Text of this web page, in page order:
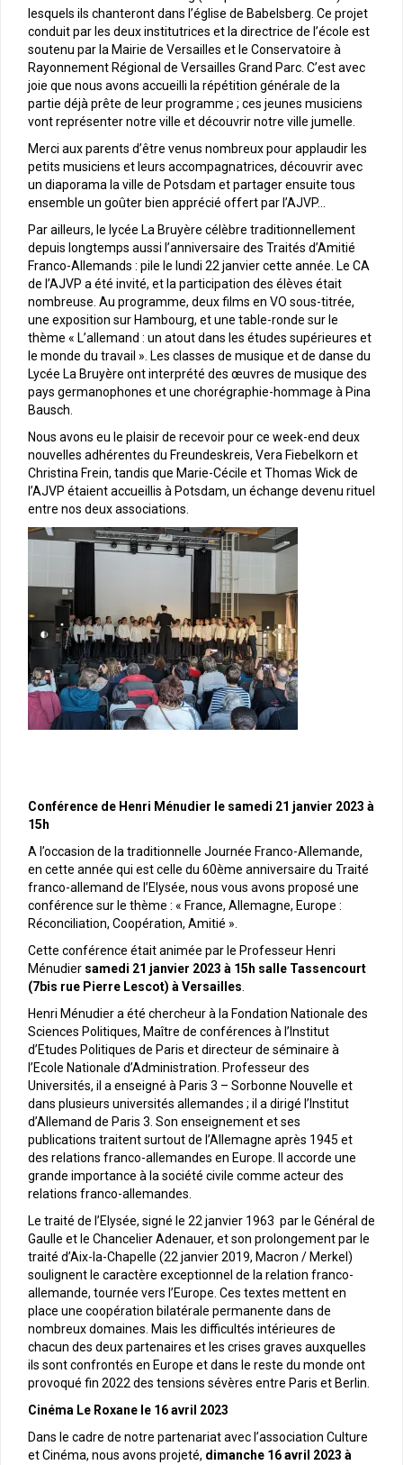
lesquels ils chanteront dans l’église de Babelsberg. Ce projet
conduit par les deux institutrices et la directrice de l’école est
soutenu par la Mairie de Versailles et le Conservatoire à
Rayonnement Régional de Versailles Grand Parc. C’est avec
joie que nous avons accueilli la répétition générale de la
partie déjà prête de leur programme ; ces jeunes musiciens
vont représenter notre ville et découvrir notre ville jumelle.
Merci aux parents d’être venus nombreux pour applaudir les
petits musiciens et leurs accompagnatrices, découvrir avec
un diaporama la ville de Potsdam et partager ensuite tous
ensemble un goûter bien apprécié offert par l’AJVP…
Par ailleurs, le lycée La Bruyère célèbre traditionnellement
depuis longtemps aussi l’anniversaire des Traités d’Amitié
Franco-Allemands : pile le lundi 22 janvier cette année. Le CA
de l’AJVP a été invité, et la participation des élèves était
nombreuse. Au programme, deux films en VO sous-titrée,
une exposition sur Hambourg, et une table-ronde sur le
thème « L’allemand : un atout dans les études supérieures et
le monde du travail ». Les classes de musique et de danse du
Lycée La Bruyère ont interprété des œuvres de musique des
pays germanophones et une chorégraphie-hommage à Pina
Bausch.
Nous avons eu le plaisir de recevoir pour ce week-end deux
nouvelles adhérentes du Freundeskreis, Vera Fiebelkorn et
Christina Frein, tandis que Marie-Cécile et Thomas Wick de
l’AJVP étaient accueillis à Potsdam, un échange devenu rituel
entre nos deux associations.
Conférence de Henri Ménudier le samedi 21 janvier 2023 à
15h
A l’occasion de la traditionnelle Journée Franco-Allemande,
en cette année qui est celle du 60ème anniversaire du Traité
franco-allemand de l’Elysée, nous vous avons proposé une
conférence sur le thème : « France, Allemagne, Europe :
Réconciliation, Coopération, Amitié ».
Cette conférence était animée par le Professeur Henri
Ménudier samedi 21 janvier 2023 à 15h salle Tassencourt
(7bis rue Pierre Lescot) à Versailles.
Henri Ménudier a été chercheur à la Fondation Nationale des
Sciences Politiques, Maître de conférences à l’Institut
d’Etudes Politiques de Paris et directeur de séminaire à
l’Ecole Nationale d’Administration. Professeur des
Universités, il a enseigné à Paris 3 – Sorbonne Nouvelle et
dans plusieurs universités allemandes ; il a dirigé l’Institut
d’Allemand de Paris 3. Son enseignement et ses
publications traitent surtout de l’Allemagne après 1945 et
des relations franco-allemandes en Europe. Il accorde une
grande importance à la société civile comme acteur des
relations franco-allemandes.
Le traité de l’Elysée, signé le 22 janvier 1963 par le Général de
Gaulle et le Chancelier Adenauer, et son prolongement par le
traité d’Aix-la-Chapelle (22 janvier 2019, Macron / Merkel)
soulignent le caractère exceptionnel de la relation franco-
allemande, tournée vers l’Europe. Ces textes mettent en
place une coopération bilatérale permanente dans de
nombreux domaines. Mais les difficultés intérieures de
chacun des deux partenaires et les crises graves auxquelles
ils sont confrontés en Europe et dans le reste du monde ont
provoqué fin 2022 des tensions sévères entre Paris et Berlin.
Cinéma Le Roxane le 16 avril 2023
Dans le cadre de notre partenariat avec l’association Culture
et Cinéma, nous avons projeté, dimanche 16 avril 2023 à